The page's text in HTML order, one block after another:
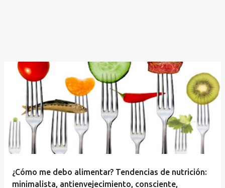
¿Cómo me debo alimentar? Tendencias de nutrición:
minimalista, antienvejecimiento, consciente,